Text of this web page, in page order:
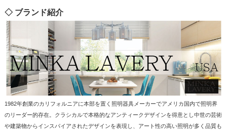
◇ ブランド紹介
1982年創業のカリフォルニアに本部を置く照明器具メーカーでアメリカ国内で照明界
のリーダー的存在。クラシカルで本格的なアンティークデザインを得意とし中世の芸術
や建築物からインスパイアされたデザインを表現し、アート性の高い照明が多く品質も